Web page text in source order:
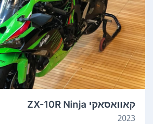
קאוואסאקי ZX-10R Ninja
2023